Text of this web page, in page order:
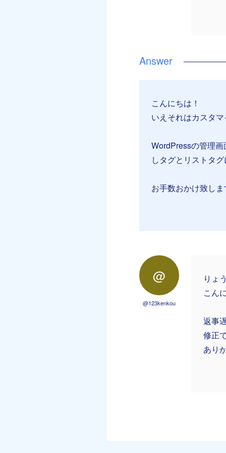
こんにちは！
いえそれはカスタ
WordPressの管理
しタグとリストタ
お手数おかけ致し
@
@123kenkou
りょ
こん
返事
修正
あり